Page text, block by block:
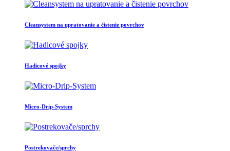
Cleansystem na upratovanie a čistenie povrchov
Hadicové spojky
Micro-Drip-System
Postrekovače/sprchy